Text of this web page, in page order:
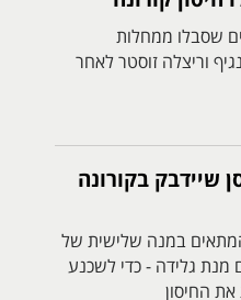
שסבלו ממחלות
וריצלה זוסטר לאחר
מחוסן שיידבק בקורונה
במנה שלישית של
מנת גלידה - כדי לשכנע
את החיסון